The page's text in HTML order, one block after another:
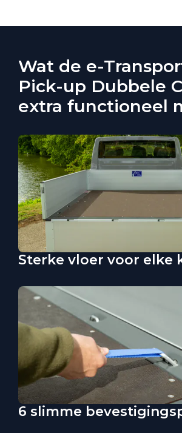
Wat de e-
Pick-up Dubbele
extra functioneel
Sterke vloer voor elke
6 slimme